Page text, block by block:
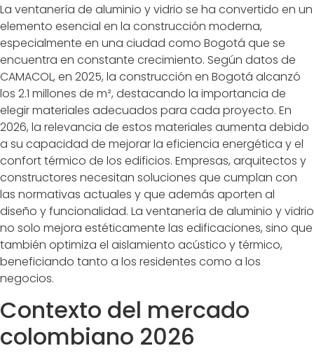
La ventanería de aluminio y vidrio se ha convertido en un
elemento esencial en la construcción moderna,
especialmente en una ciudad como Bogotá que se
encuentra en constante crecimiento. Según datos de
CAMACOL, en 2025, la construcción en Bogotá alcanzó
los 2.1 millones de m², destacando la importancia de
elegir materiales adecuados para cada proyecto. En
2026, la relevancia de estos materiales aumenta debido
a su capacidad de mejorar la eficiencia energética y el
confort térmico de los edificios. Empresas, arquitectos y
constructores necesitan soluciones que cumplan con
las normativas actuales y que además aporten al
diseño y funcionalidad. La ventanería de aluminio y vidrio
no solo mejora estéticamente las edificaciones, sino que
también optimiza el aislamiento acústico y térmico,
beneficiando tanto a los residentes como a los
negocios.
Contexto del mercado
colombiano 2026